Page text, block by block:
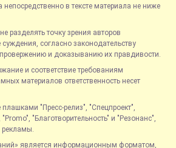
в тексте материала не ниже
разделять точку зрения авторов
согласно законодательству
и доказыванию их правдивости.
и соответствие требованиям
материалов ответственность несет
"Пресс-релиз", "Спецпроект",
"Благотворительность" и "Резонанс",
рекламы.
является информационным форматом,